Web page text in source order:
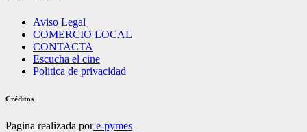
Aviso Legal
COMERCIO LOCAL
CONTACTA
Escucha el cine
Politica de privacidad
Créditos
Pagina realizada pore-pymes